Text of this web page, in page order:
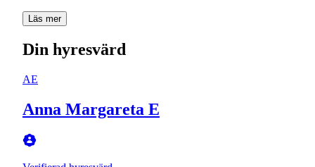
Läs mer
Din hyresvärd
AE
Anna Margareta E